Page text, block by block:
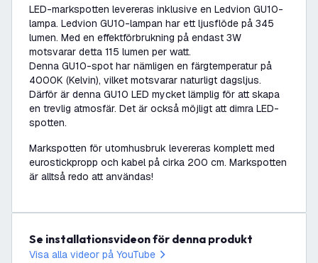
LED-markspotten levereras inklusive en Ledvion GU10-
lampa. Ledvion GU10-lampan har ett ljusflöde på 345
lumen. Med en effektförbrukning på endast 3W
motsvarar detta 115 lumen per watt.
Denna GU10-spot har nämligen en färgtemperatur på
4000K (Kelvin), vilket motsvarar naturligt dagsljus.
Därför är denna GU10 LED mycket lämplig för att skapa
en trevlig atmosfär. Det är också möjligt att dimra LED-
spotten.
Markspotten för utomhusbruk levereras komplett med
eurostickpropp och kabel på cirka 200 cm. Markspotten
är alltså redo att användas!
Se installationsvideon för denna produkt
Visa alla videor på YouTube